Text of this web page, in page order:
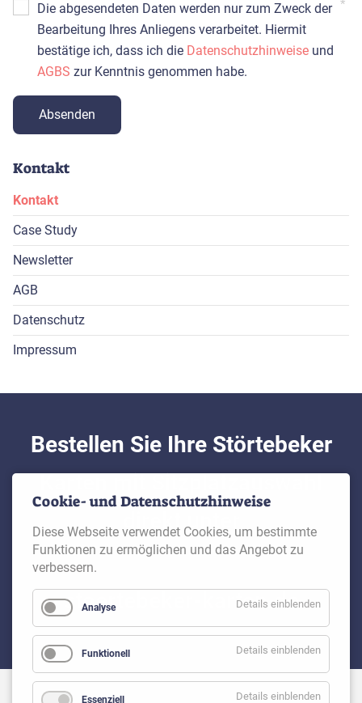
Die abgesendeten Daten werden nur zum Zweck der
Bearbeitung Ihres Anliegens verarbeitet. Hiermit
bestätige ich, dass ich die Datenschutzhinweise und
AGBS zur Kenntnis genommen habe.
Absenden
Kontakt
Navigation
überspringen
Kontakt
Case Study
Newsletter
AGB
Datenschutz
Impressum
Bestellen Sie Ihre Störtebeker
direkt unter
stoertebeker-karten.de
Cookie- und Datenschutzhinweise
Diese Webseite verwendet Cookies, um bestimmte
Funktionen zu ermöglichen und das Angebot zu
verbessern.
Analyse Details einblenden
Funktionell Details einblenden
Essenziell Details einblenden